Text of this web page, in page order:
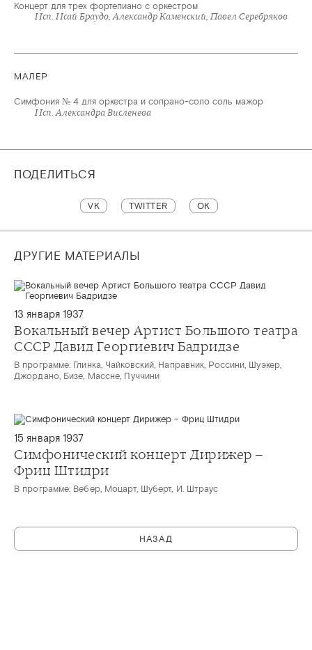
Концерт для трех фортепиано с оркестром
Исп. Исай Браудо, Александр Каменский, Павел Серебряков
МАЛЕР
Симфония № 4 для оркестра и сопрано-соло соль мажор
Исп. Александра Висленева
ПОДЕЛИТЬСЯ
VK TWITTER OK
ДРУГИЕ МАТЕРИАЛЫ
13 января 1937
Вокальный вечер Артист Большого театра
СССР Давид Георгиевич Бадридзе
В программе: Глинка, Чайковский, Направник, Россини, Шуэкер,
Джордано, Бизе, Массне, Пуччини
15 января 1937
Симфонический концерт Дирижер –
Фриц Штидри
В программе: Вебер, Моцарт, Шуберт, И. Штраус
НАЗАД